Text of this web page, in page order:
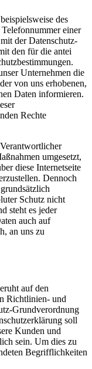
des
einer
der Datenschutz-
den für die antei
Unternehmen die
von uns erhobenen,
Daten informieren.
Rechte
umgesetzt,
diese Internetseite
Dennoch
Schutz nicht
steht es jeder
auch auf
an uns zu
auf den
Richtlinien- und
Grundverordnung
soll
Kunden und
sein. Um dies zu
Begrifflichkeiten